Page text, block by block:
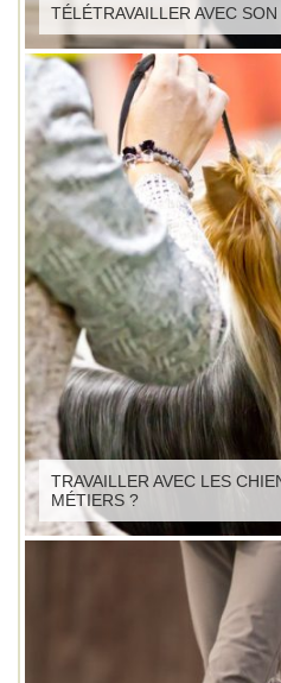
TÉLÉTRAVAILLER AVEC
TRAVAILLER AVEC LES
MÉTIERS ?